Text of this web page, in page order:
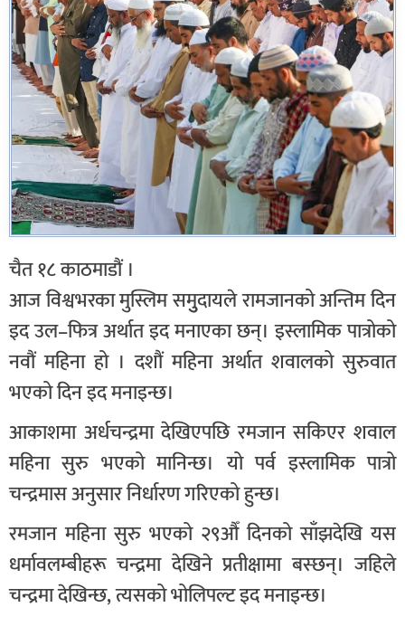
चैत १८ काठमाडौं ।
आज विश्वभरका मुस्लिम समुुदायले रामजानको अन्तिम दिन
इद उल–फित्र अर्थात इद मनाएका छन्। इस्लामिक पात्रोको
नवौं महिना हो । दशौं महिना अर्थात शवालको सुरुवात
भएको दिन इद मनाइन्छ।
आकाशमा अर्धचन्द्रमा देखिएपछि रमजान सकिएर शवाल
महिना सुरु भएको मानिन्छ। यो पर्व इस्लामिक पात्रो
चन्द्रमास अनुसार निर्धारण गरिएको हुन्छ।
रमजान महिना सुरु भएको २९औँ दिनको साँझदेखि यस
धर्मावलम्बीहरू चन्द्रमा देखिने प्रतीक्षामा बस्छन्। जहिले
चन्द्रमा देखिन्छ, त्यसको भोलिपल्ट इद मनाइन्छ।